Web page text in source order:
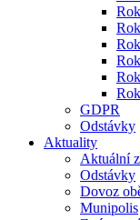
GDPR
Odstávky
Aktuality
Aktuální
Odstávky
Dovoz
Munipolis